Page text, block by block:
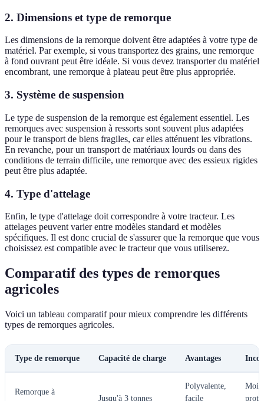
2. Dimensions et type de remorque
Les dimensions de la remorque doivent être adaptées à votre type de
matériel. Par exemple, si vous transportez des grains, une remorque
à fond ouvrant peut être idéale. Si vous devez transporter du matériel
encombrant, une remorque à plateau peut être plus appropriée.
3. Système de suspension
Le type de suspension de la remorque est également essentiel. Les
remorques avec suspension à ressorts sont souvent plus adaptées
pour le transport de biens fragiles, car elles atténuent les vibrations.
En revanche, pour un transport de matériaux lourds ou dans des
conditions de terrain difficile, une remorque avec des essieux rigides
peut être plus adaptée.
4. Type d'attelage
Enfin, le type d'attelage doit correspondre à votre tracteur. Les
attelages peuvent varier entre modèles standard et modèles
spécifiques. Il est donc crucial de s'assurer que la remorque que vous
choisissez est compatible avec le tracteur que vous utiliserez.
Comparatif des types de remorques
agricoles
Voici un tableau comparatif pour mieux comprendre les différents
types de remorques agricoles.
Type de remorque Capacité de charge Avantages
Remorque à
Jusqu'à 3 tonnes
Polyvalente,
facile